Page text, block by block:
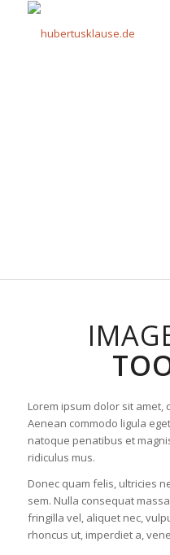
Lorem ipsum dolor sit amet,
Aenean commodo ligula
natoque penatibus et
ridiculus mus.
Donec quam felis, ultricies
sem. Nulla consequat
fringilla vel, aliquet nec,
rhoncus ut, imperdiet a,